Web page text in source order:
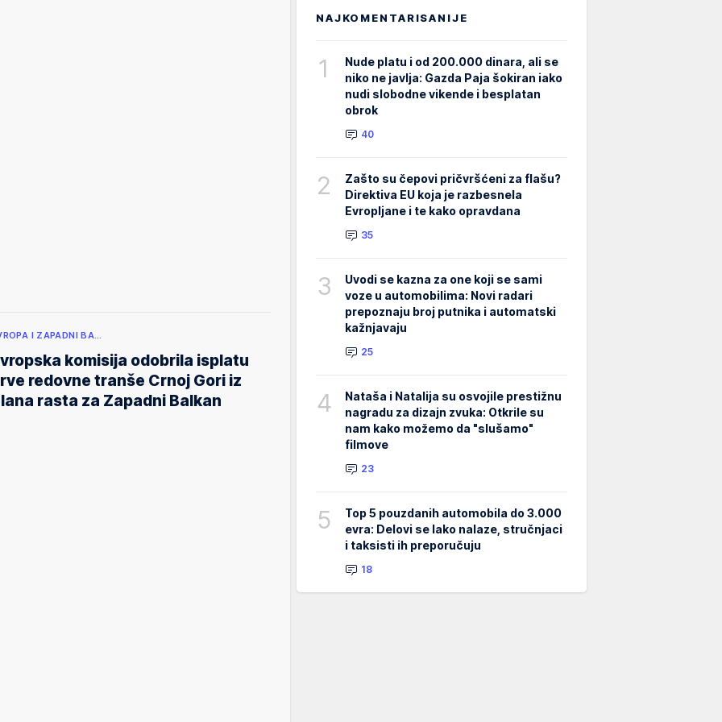
I ZAPADNI BA…
komisija odobrila isplatu
redovne tranše Crnoj Gori iz
rasta za Zapadni Balkan
NAJKOMENTARISANIJE
1
Nude platu i od 200.000 dinara, ali se
niko ne javlja: Gazda Paja šokiran iako
nudi slobodne vikende i besplatan
obrok
40
2
Zašto su čepovi pričvršćeni za flašu?
Direktiva EU koja je razbesnela
Evropljane i te kako opravdana
35
3
Uvodi se kazna za one koji se sami
voze u automobilima: Novi radari
prepoznaju broj putnika i automatski
kažnjavaju
25
4
Nataša i Natalija su osvojile prestižnu
nagradu za dizajn zvuka: Otkrile su
nam kako možemo da "slušamo"
filmove
23
5
Top 5 pouzdanih automobila do 3.000
evra: Delovi se lako nalaze, stručnjaci
i taksisti ih preporučuju
18